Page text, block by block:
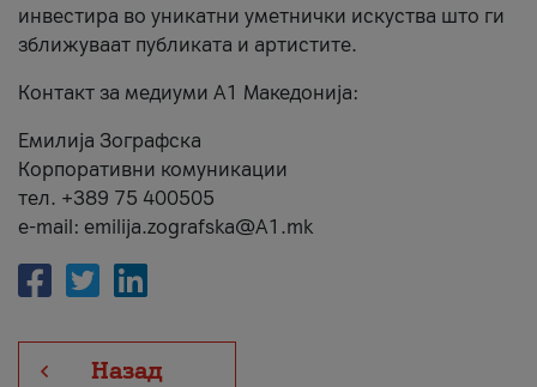
инвестира во уникатни уметнички искуства што ги
зближуваат публиката и артистите.
Контакт за медиуми А1 Македонија:
Емилија Зографска
Корпоративни комуникации
тел. +389 75 400505
e-mail: emilija.zografska@A1.mk
Назад